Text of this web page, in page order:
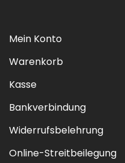
Mein Konto
Warenkorb
Kasse
Bankverbindung
Widerrufsbelehrung
Online-Streitbeilegung